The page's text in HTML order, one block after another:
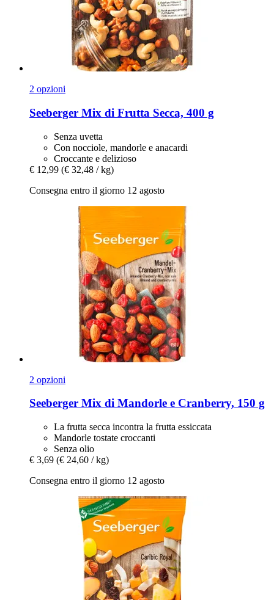
2 opzioni
Seeberger Mix di Frutta Secca, 400 g
Senza uvetta
Con nocciole, mandorle e anacardi
Croccante e delizioso
€ 12,99 (€ 32,48 / kg)
Consegna entro il giorno 12 agosto
2 opzioni
Seeberger Mix di Mandorle e Cranberry, 150 g
La frutta secca incontra la frutta essiccata
Mandorle tostate croccanti
Senza olio
€ 3,69 (€ 24,60 / kg)
Consegna entro il giorno 12 agosto